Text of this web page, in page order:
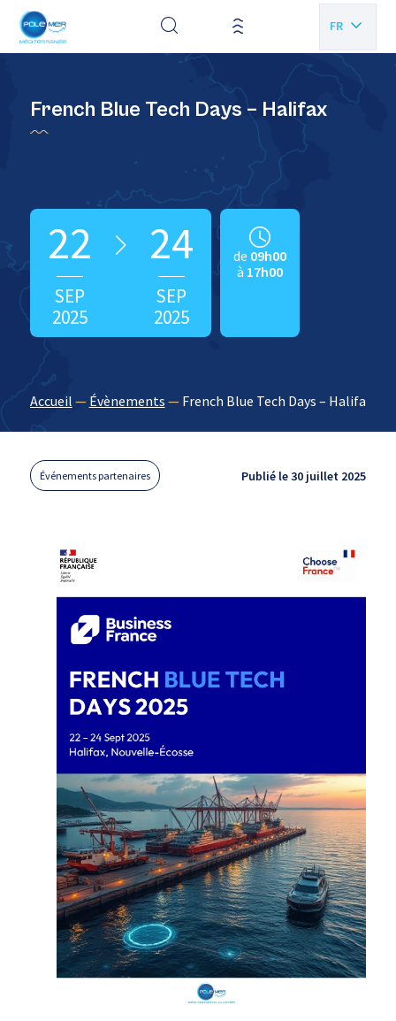
FR
French Blue Tech Days – Halifax
22
SEP
2025
24
SEP
2025
de 09h00
à 17h00
Accueil — Évènements — French Blue Tech Days – Halifax
Événements partenaires Publié le 30 juillet 2025
Panneau de gestion des cookies